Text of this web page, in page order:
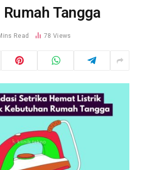
Tangga
Read 78 Views